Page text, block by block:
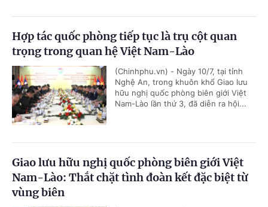
Hợp tác quốc phòng tiếp tục là trụ cột quan
trọng trong quan hệ Việt Nam-Lào
(Chinhphu.vn) - Ngày 10/7, tại tỉnh
Nghệ An, trong khuôn khổ Giao lưu
hữu nghị quốc phòng biên giới Việt
Nam-Lào lần thứ 3, đã diễn ra hội...
Giao lưu hữu nghị quốc phòng biên giới Việt
Nam-Lào: Thắt chặt tình đoàn kết đặc biệt từ
vùng biên